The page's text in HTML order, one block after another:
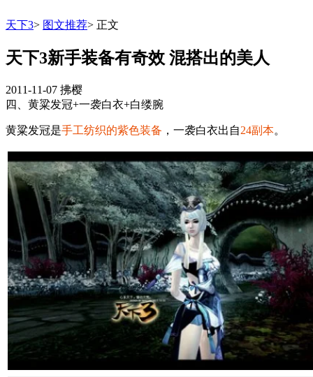
天下3> 图文推荐> 正文
天下3新手装备有奇效 混搭出的美人
2011-11-07 拂樱
四、黄粱发冠+一袭白衣+白缕腕
黄粱发冠是手工纺织的紫色装备 ，一袭白衣出自24副本。